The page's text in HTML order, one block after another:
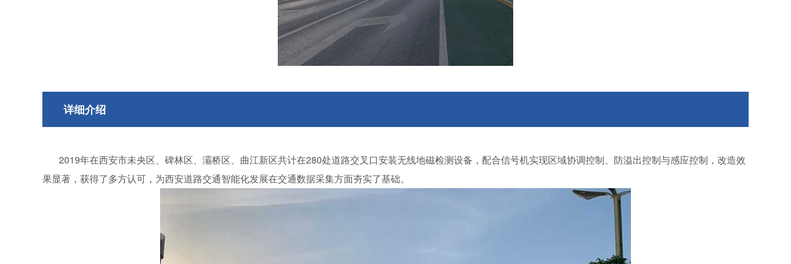
详细介绍
2019年在西安市未央区、碑林区、灞桥区、曲江新区共计在280处道路交叉口安装无线地磁检测设备，配合信号机实现区域协调控制、防溢出控制与感应控制，改造效
果显著，获得了多方认可，为西安道路交通智能化发展在交通数据采集方面夯实了基础。